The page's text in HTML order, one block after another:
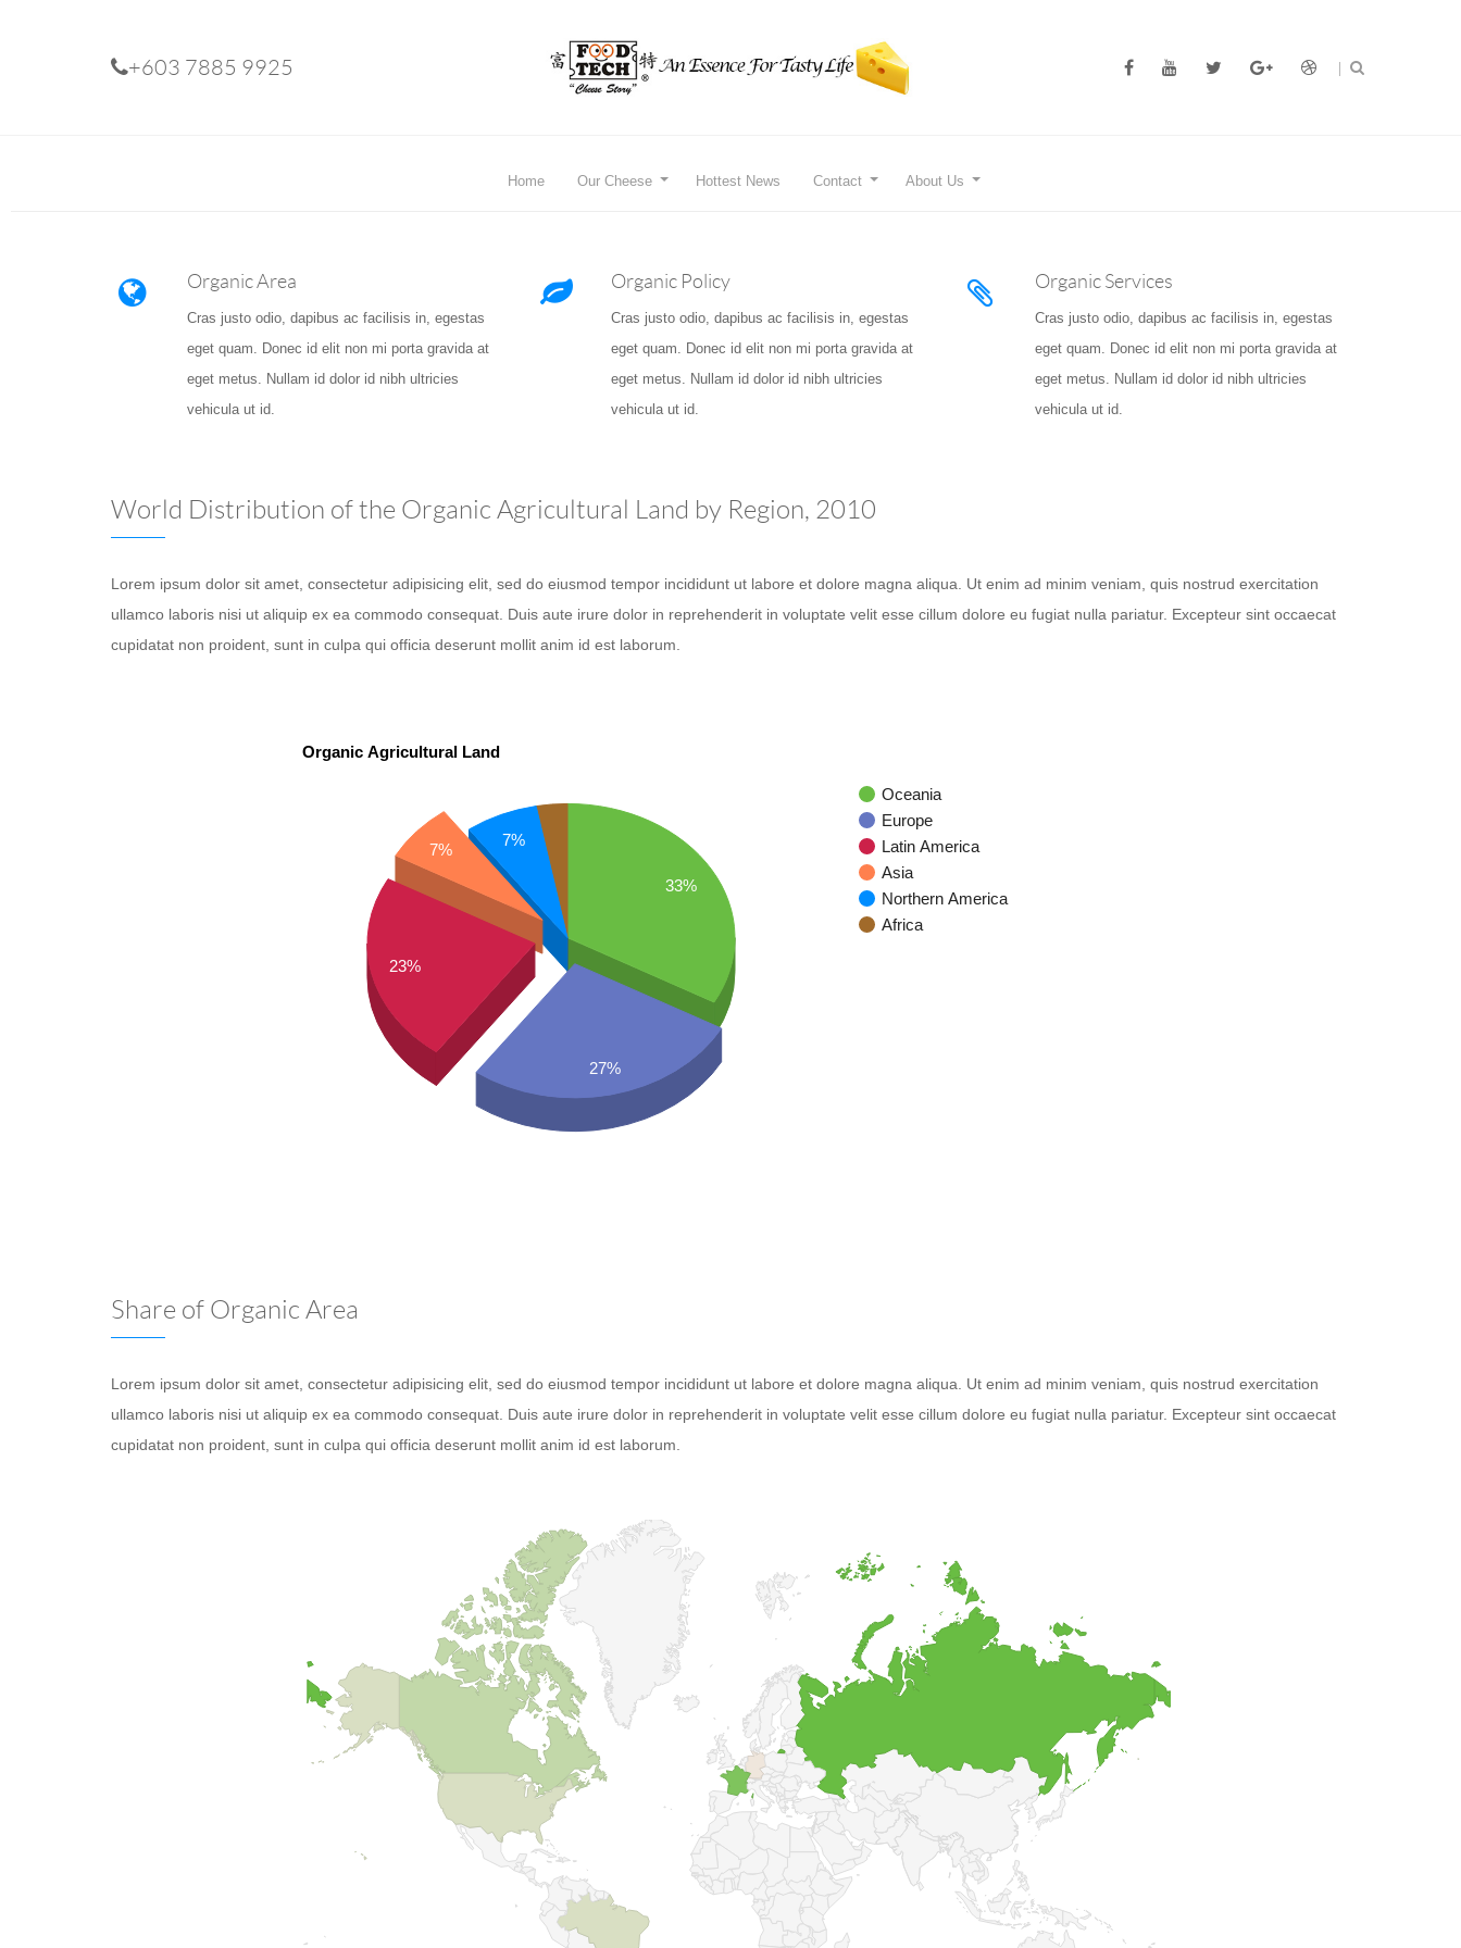
+603 7885 9925
Home Our Cheese Hottest News Contact About Us
Organic Area
Cras justo odio, dapibus ac facilisis in, egestas
eget quam. Donec id elit non mi porta gravida at
eget metus. Nullam id dolor id nibh ultricies
vehicula ut id.
Organic Policy
Cras justo odio, dapibus ac facilisis in, egestas
eget quam. Donec id elit non mi porta gravida at
eget metus. Nullam id dolor id nibh ultricies
vehicula ut id.
Organic Services
Cras justo odio, dapibus ac facilisis in, egestas
eget quam. Donec id elit non mi porta gravida at
eget metus. Nullam id dolor id nibh ultricies
vehicula ut id.
World Distribution of the Organic Agricultural Land by Region, 2010
Lorem ipsum dolor sit amet, consectetur adipisicing elit, sed do eiusmod tempor incididunt ut labore et dolore magna aliqua. Ut enim ad minim veniam, quis nostrud exercitation
ullamco laboris nisi ut aliquip ex ea commodo consequat. Duis aute irure dolor in reprehenderit in voluptate velit esse cillum dolore eu fugiat nulla pariatur. Excepteur sint occaecat
cupidatat non proident, sunt in culpa qui officia deserunt mollit anim id est laborum.
Organic Agricultural Land
Oceania
Europe
Latin America
Asia
Northern America
Africa
33%
7%
7%
23%
27%
Share of Organic Area
Lorem ipsum dolor sit amet, consectetur adipisicing elit, sed do eiusmod tempor incididunt ut labore et dolore magna aliqua. Ut enim ad minim veniam, quis nostrud exercitation
ullamco laboris nisi ut aliquip ex ea commodo consequat. Duis aute irure dolor in reprehenderit in voluptate velit esse cillum dolore eu fugiat nulla pariatur. Excepteur sint occaecat
cupidatat non proident, sunt in culpa qui officia deserunt mollit anim id est laborum.